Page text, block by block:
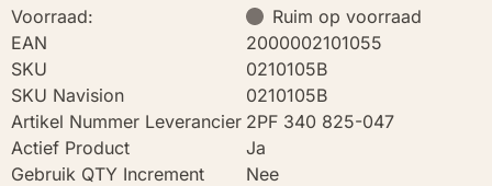
Voorraad:
Ruim op voorraad
EAN
2000002101055
SKU
0210105B
SKU Navision
0210105B
Artikel Nummer Leverancier 2PF 340 825-047
Actief Product
Ja
Gebruik QTY Increment
Nee